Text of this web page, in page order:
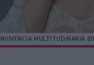
MULTITUDINARIA